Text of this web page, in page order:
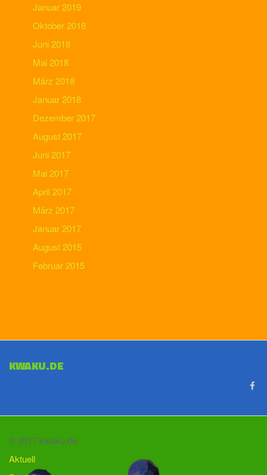
Januar 2019
Oktober 2018
Juni 2018
Mai 2018
März 2018
Januar 2018
Dezember 2017
August 2017
Juni 2017
Mai 2017
April 2017
März 2017
Januar 2017
August 2015
Februar 2015
KWAKU.DE
© 2017 kwaku.de
Aktuell